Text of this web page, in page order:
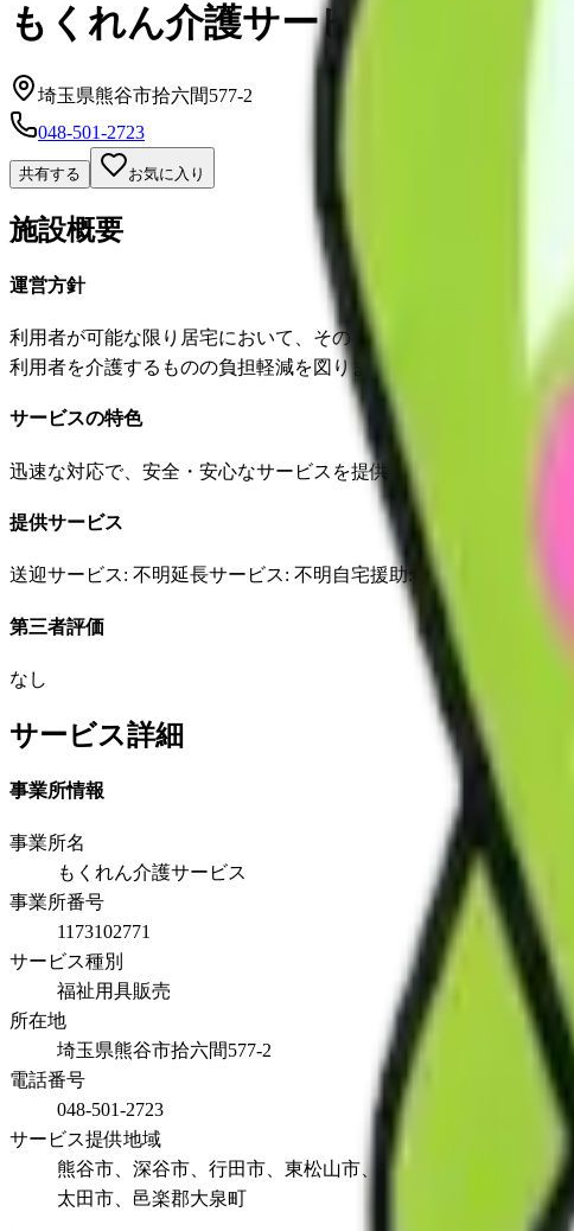
もくれん介護サービス
埼玉県熊谷市拾六間577-2
048-501-2723
共有する お気に入り
施設概要
運営方針
利用者が可能な限り居宅において、その有する能力に応じ自立し
利用者を介護するものの負担軽減を図ります。
サービスの特色
迅速な対応で、安全・安心なサービスを提供します。
提供サービス
送迎サービス: 不明延長サービス: 不明 自宅援助: 不明
第三者評価
なし
サービス詳細
事業所情報
事業所名
もくれん介護サービス
事業所番号
1173102771
サービス種別
福祉用具販売
所在地
埼玉県熊谷市拾六間577-2
電話番号
048-501-2723
サービス提供地域
熊谷市、深谷市、行田市、東松山市、本庄市、鴻巣市、羽
太田市、邑楽郡大泉町